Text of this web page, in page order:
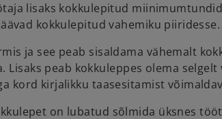
lisaks kokkulepitud
kokkulepitud vahemiku piiridesse.
ja see peab sisaldama vähemalt
peab kokkuleppes olema
kord kirjalikku taasesitamist
on lubatud sõlmida üksnes